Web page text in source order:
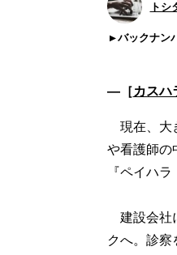
トシ
バックナン
―［カスハ
現在、大
や看護師の
『ペイハ
建設会社
クへ。診察